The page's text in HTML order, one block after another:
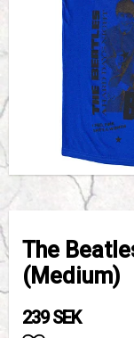
The
(Medium)
239 SEK